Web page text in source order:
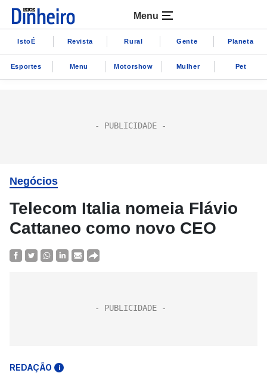
Menu
IstoÉ Revista Rural Gente Planeta
Esportes Menu Motorshow Mulher Pet
Negócios
Telecom Italia nomeia Flávio
Cattaneo como novo CEO
REDAÇÃO i